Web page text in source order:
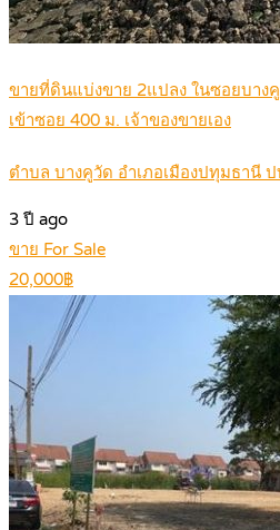
ขายที่ดินแบ่งขาย 2แปลง ในซอยบาง
เข้าซอย 400 ม. เจ้าของขายเอง
ตำบล บางคูวัด อำเภอเมืองปทุมธานี
3 ปี ago
ขาย For Sale
20,000฿